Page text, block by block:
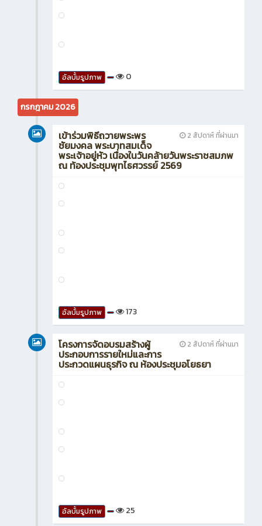
อัลบั้มรูปภาพ 0
กรกฎาคม 2026
2 สัปดาห์ ที่ผ่านมา
เข้าร่วมพิธีถวายพระพร
ชัยมงคล พระบาทสมเด็จ
พระเจ้าอยู่หัว เนื่องในวันคล้ายวันพระราชสมภพ
ณ ท้องประชุมพุทไธศวรรย์ 2569
อัลบั้มรูปภาพ 173
2 สัปดาห์ ที่ผ่านมา
โครงการจัดอบรมสร้างผู้
ประกอบการรายใหม่และการ
ประกวดแผนธุรกิจ ณ ห้องประชุมอโยธยา
อัลบั้มรูปภาพ 25